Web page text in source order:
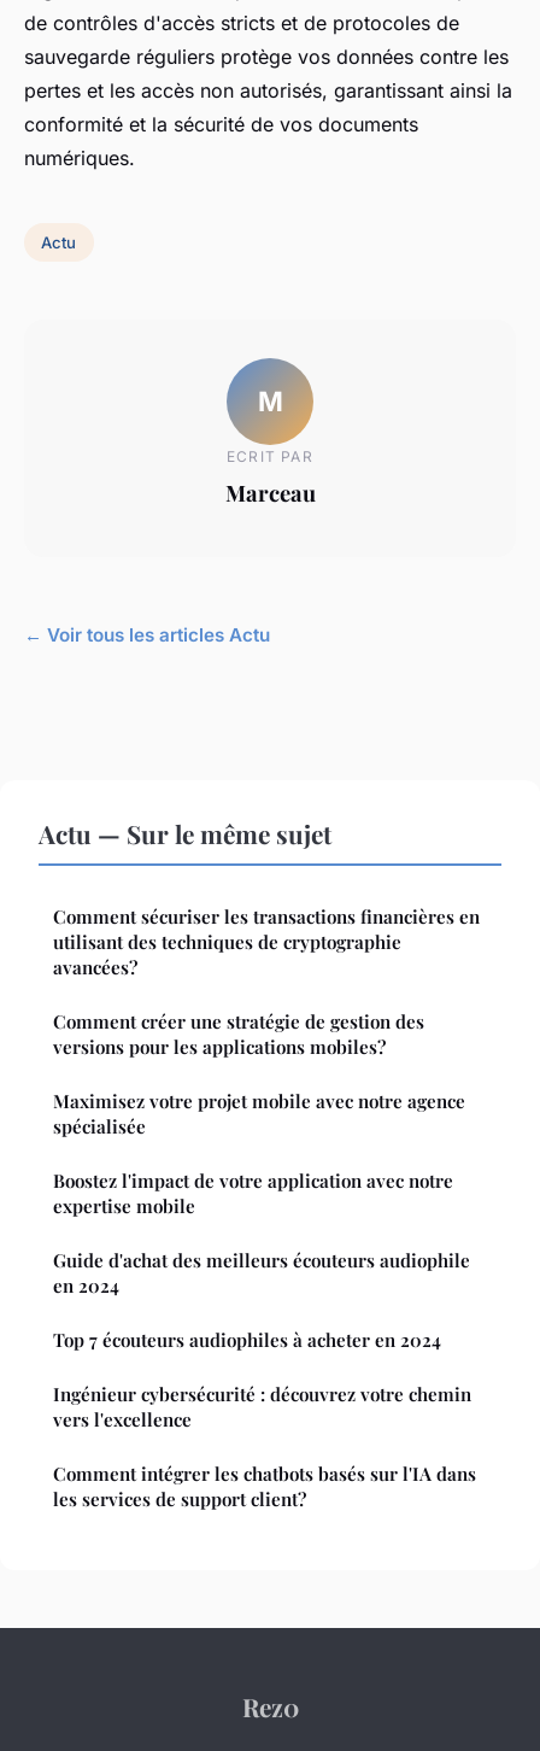
de contrôles d'accès stricts et de protocoles de
sauvegarde réguliers protège vos données contre les
pertes et les accès non autorisés, garantissant ainsi la
conformité et la sécurité de vos documents
numériques.
Actu
M
ECRIT PAR
Marceau
← Voir tous les articles Actu
Actu — Sur le même sujet
Comment sécuriser les transactions financières en
utilisant des techniques de cryptographie
avancées?
Comment créer une stratégie de gestion des
versions pour les applications mobiles?
Maximisez votre projet mobile avec notre agence
spécialisée
Boostez l'impact de votre application avec notre
expertise mobile
Guide d'achat des meilleurs écouteurs audiophile
en 2024
Top 7 écouteurs audiophiles à acheter en 2024
Ingénieur cybersécurité : découvrez votre chemin
vers l'excellence
Comment intégrer les chatbots basés sur l'IA dans
les services de support client?
Rez0